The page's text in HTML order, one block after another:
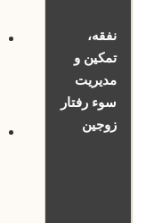
نفقه،
تمکین و
مدیریت
سوء رفتار
زوجین